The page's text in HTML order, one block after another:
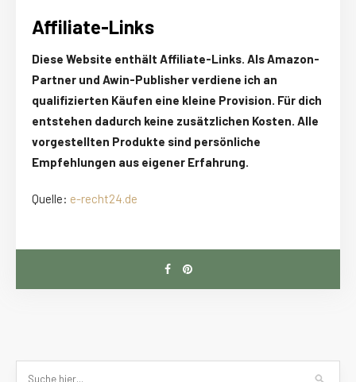
Affiliate-Links
Diese Website enthält Affiliate-Links. Als Amazon-
Partner und Awin-Publisher verdiene ich an
qualifizierten Käufen eine kleine Provision. Für dich
entstehen dadurch keine zusätzlichen Kosten. Alle
vorgestellten Produkte sind persönliche
Empfehlungen aus eigener Erfahrung.
Quelle: e-recht24.de